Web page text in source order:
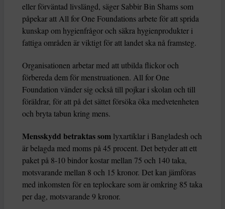
eller förväntad livslängd, säger Sabbir Bin Shams som
påpekar att All for One Foundations arbete för att sprida
kunskap om hygienfrågor och säkra hygienprodukter i
fattiga områden är viktigt för att landet ska nå framsteg.
Organisationen arbetar med att utbilda flickor och
förbereda dem för menstruationen. All for One
Foundation vänder sig också till pojkar i skolan och till
föräldrar, för att på det sättet försöka öka medvetenheten
och bryta tabun kring mens.
Mensskydd betraktas som lyxartiklar i Bangladesh och
är belagda med moms på 45 procent. Det betyder att ett
paket på 8-10 bindor kostar mellan 75 och 140 taka,
motsvarande mellan 8 och 15 kronor. Det kan jämföras
med inkomsten för en teplockare som är omkring 85 taka
per dag, motsvarande 9 kronor.